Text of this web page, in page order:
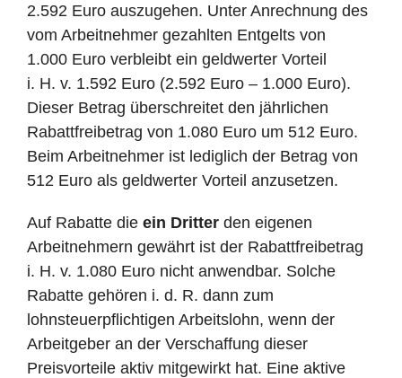
2.592 Euro auszugehen. Unter Anrechnung des
vom Arbeitnehmer gezahlten Entgelts von
1.000 Euro verbleibt ein geldwerter Vorteil
i. H. v. 1.592 Euro (2.592 Euro – 1.000 Euro).
Dieser Betrag überschreitet den jährlichen
Rabattfreibetrag von 1.080 Euro um 512 Euro.
Beim Arbeitnehmer ist lediglich der Betrag von
512 Euro als geldwerter Vorteil anzusetzen.
Auf Rabatte die ein Dritter den eigenen
Arbeitnehmern gewährt ist der Rabattfreibetrag
i. H. v. 1.080 Euro nicht anwendbar. Solche
Rabatte gehören i. d. R. dann zum
lohnsteuerpflichtigen Arbeitslohn, wenn der
Arbeitgeber an der Verschaffung dieser
Preisvorteile aktiv mitgewirkt hat. Eine aktive